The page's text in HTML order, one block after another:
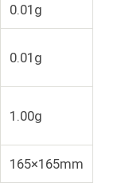
0.01g
0.01g
1.00g
165×165mm